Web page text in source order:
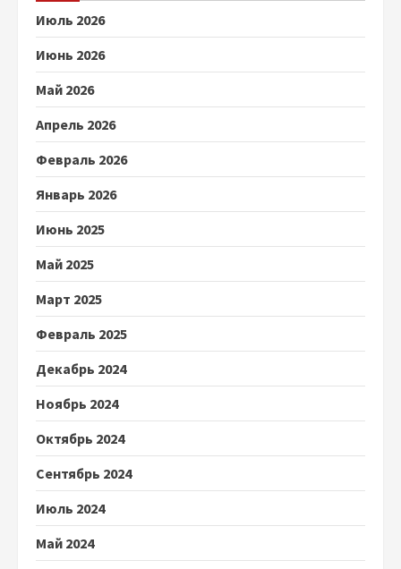
Июль 2026
Июнь 2026
Май 2026
Апрель 2026
Февраль 2026
Январь 2026
Июнь 2025
Май 2025
Март 2025
Февраль 2025
Декабрь 2024
Ноябрь 2024
Октябрь 2024
Сентябрь 2024
Июль 2024
Май 2024